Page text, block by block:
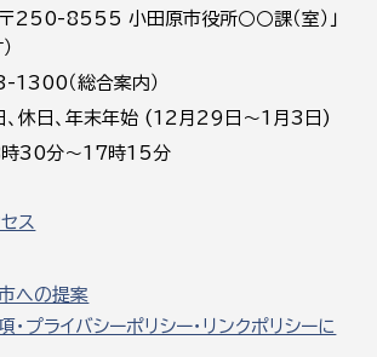
〒250-8555 小田原市役所○○課（室）」
（総合案内）
、休日、年末年始 (12月29日～1月3日)
30分～17時15分
ス
への提案
・プライバシーポリシー・リンクポリシーに